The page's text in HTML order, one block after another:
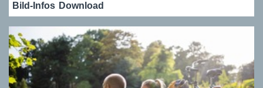
Bild-Infos Download